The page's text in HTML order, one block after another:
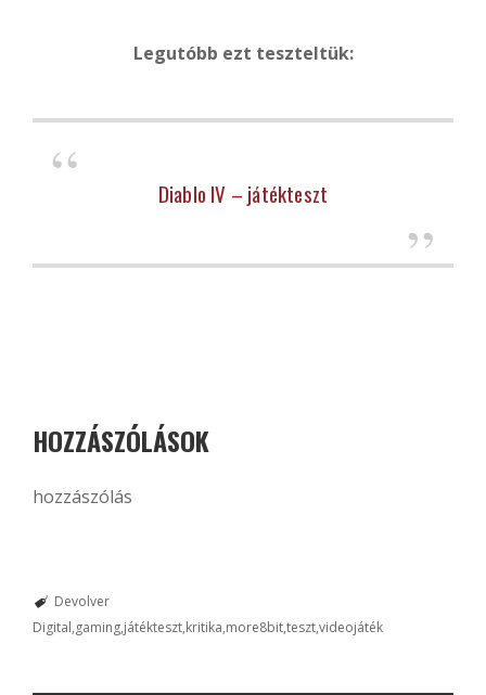
Legutóbb ezt teszteltük:
Diablo IV – játékteszt
HOZZÁSZÓLÁSOK
hozzászólás
Devolver
Digital gaming játékteszt kritika more8bittesztvideojáték